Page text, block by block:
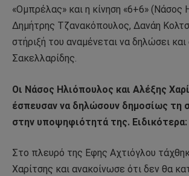
«Ομπρέλας» και η κίνηση «6+6» (Νάσος
Δημήτρης Τζανακόπουλος, Δανάη
στήριξή του αναμένεται να δηλώσει και
Σακελλαρίδης.
Οι Νάσος Ηλιόπουλος και Αλέξης
έσπευσαν να δηλώσουν δημοσίως τη
στην υποψηφιότητά της. Ειδικότερα:
Στο πλευρό της Εφης Αχτιόγλου
Χαρίτσης και ανακοίνωσε ότι δεν θα